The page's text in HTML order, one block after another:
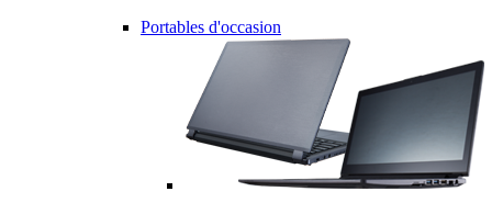
Portables d'occasion